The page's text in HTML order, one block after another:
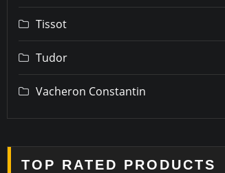
Tissot
Tudor
Vacheron Constantin
TOP RATED PRODUCTS